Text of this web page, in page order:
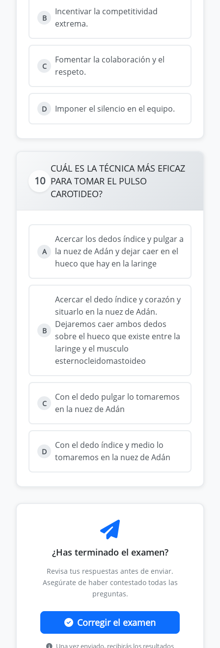
B
Incentivar la competitividad
extrema.
C
Fomentar la colaboración y el
respeto.
D Imponer el silencio en el equipo.
10
CUÁL ES LA TÉCNICA MÁS EFICAZ
PARA TOMAR EL PULSO
CAROTIDEO?
A
Acercar los dedos índice y pulgar a
la nuez de Adán y dejar caer en el
hueco que hay en la laringe
B
Acercar el dedo índice y corazón y
situarlo en la nuez de Adán.
Dejaremos caer ambos dedos
sobre el hueco que existe entre la
laringe y el musculo
esternocleidomastoideo
C
Con el dedo pulgar lo tomaremos
en la nuez de Adán
D
Con el dedo índice y medio lo
tomaremos en la nuez de Adán
¿Has terminado el examen?
Revisa tus respuestas antes de enviar.
Asegúrate de haber contestado todas las
preguntas.
Corregir el examen
Una vez enviado, recibirás los resultados